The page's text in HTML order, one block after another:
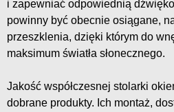
i zapewniać odpowiednią
powinny być obecnie osiągane,
przeszklenia, dzięki którym do
maksimum światła słonecznego.
Jakość współczesnej stolarki
dobrane produkty. Ich montaż,